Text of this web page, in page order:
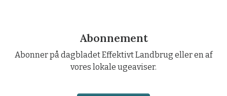
Abonnement
Abonner på dagbladet Effektivt Landbrug eller en af
vores lokale ugeaviser.